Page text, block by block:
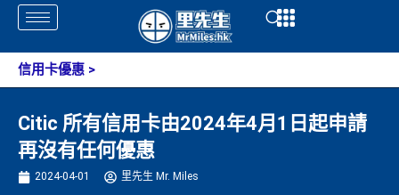
Skip
content
Open
信用卡優惠 >
Citic 所有信用卡由2024年4月1日起申請
再沒有任何優惠
2024-04-01 里先生 Mr. Miles